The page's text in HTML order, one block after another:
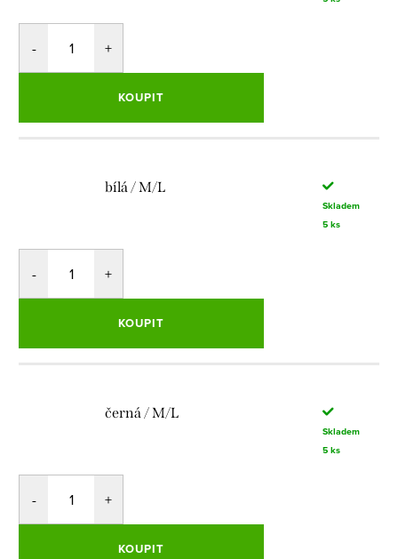
KOUPIT
bílá / M/L
Skladem
5 ks
KOUPIT
černá / M/L
Skladem
5 ks
KOUPIT